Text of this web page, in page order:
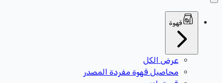
قهوة
عرض الكل
محاصيل قهوة مفردة المصدر